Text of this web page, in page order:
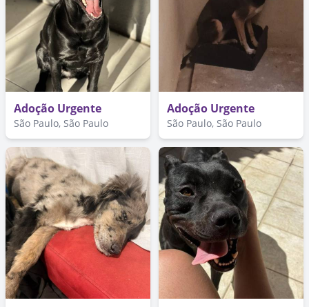
Adoção Urgente
São Paulo, São Paulo
Adoção Urgente
São Paulo, São Paulo